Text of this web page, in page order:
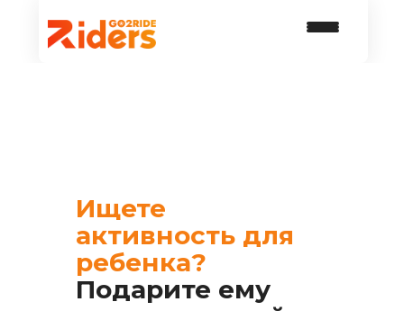
Ищете
активность для
ребенка?
Подарите ему